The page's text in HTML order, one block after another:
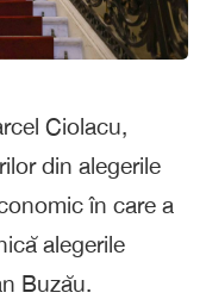
Ciolacu,
din alegerile
în care a
alegerile
Buzău.